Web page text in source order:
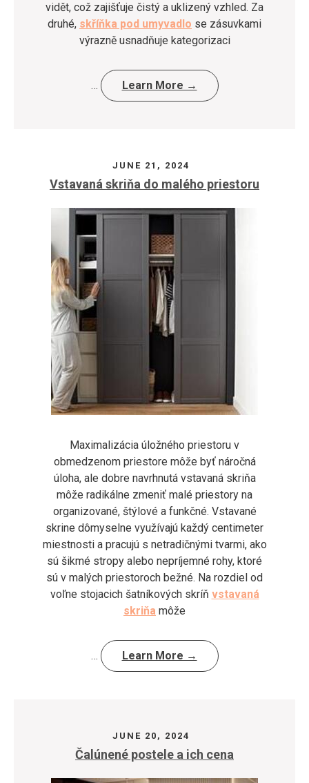
vidět, což zajišťuje čistý a uklizený vzhled. Za
druhé, skříňka pod umyvadlo se zásuvkami
výrazně usnadňuje kategorizaci
… Learn More →
JUNE 21, 2024
Vstavaná skriňa do malého priestoru
Maximalizácia úložného priestoru v
obmedzenom priestore môže byť náročná
úloha, ale dobre navrhnutá vstavaná skriňa
môže radikálne zmeniť malé priestory na
organizované, štýlové a funkčné. Vstavané
skrine dômyselne využívajú každý centimeter
miestnosti a pracujú s netradičnými tvarmi, ako
sú šikmé stropy alebo nepríjemné rohy, ktoré
sú v malých priestoroch bežné. Na rozdiel od
voľne stojacich šatníkových skríň vstavaná
skriňa môže
… Learn More →
JUNE 20, 2024
Čalúnené postele a ich cena